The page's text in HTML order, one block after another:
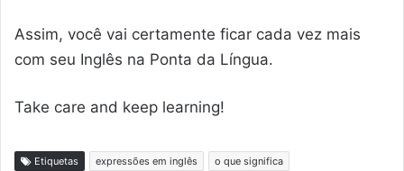
Assim, você vai certamente ficar cada vez mais
com seu Inglês na Ponta da Língua.
Take care and keep learning!
Etiquetas expressões em inglês
o que significa